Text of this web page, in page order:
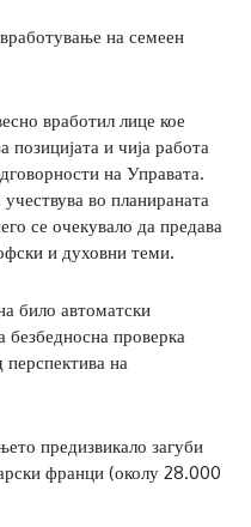
на семеен
вработил лице кое
и чија работа
на Управата.
во планираната
се очекувало да предава
и духовни теми.
било автоматски
безбедносна проверка
на
предизвикало загуби
франци (околу 28.000